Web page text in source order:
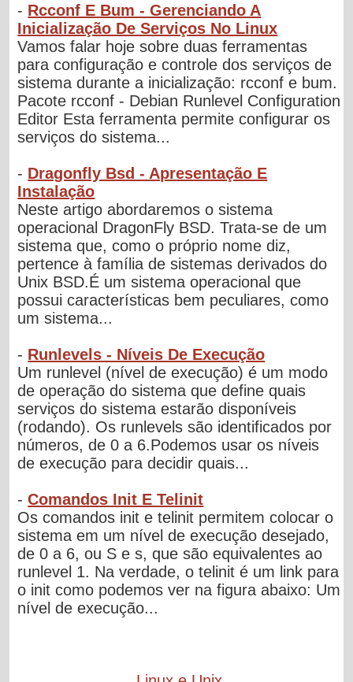
- Rcconf E Bum - Gerenciando A
Inicialização De Serviços No Linux
Vamos falar hoje sobre duas ferramentas
para configuração e controle dos serviços de
sistema durante a inicialização: rcconf e bum.
Pacote rcconf - Debian Runlevel Configuration
Editor Esta ferramenta permite configurar os
serviços do sistema...
- Dragonfly Bsd - Apresentação E
Instalação
Neste artigo abordaremos o sistema
operacional DragonFly BSD. Trata-se de um
sistema que, como o próprio nome diz,
pertence à família de sistemas derivados do
Unix BSD.É um sistema operacional que
possui características bem peculiares, como
um sistema...
- Runlevels - Níveis De Execução
Um runlevel (nível de execução) é um modo
de operação do sistema que define quais
serviços do sistema estarão disponíveis
(rodando). Os runlevels são identificados por
números, de 0 a 6.Podemos usar os níveis
de execução para decidir quais...
-Comandos Init E Telinit
Os comandos init e telinit permitem colocar o
sistema em um nível de execução desejado,
de 0 a 6, ou S e s, que são equivalentes ao
runlevel 1. Na verdade, o telinit é um link para
o init como podemos ver na figura abaixo: Um
nível de execução...